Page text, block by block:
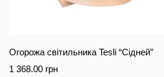
Огорожа світильника Tesli “Сідней”
1 368.00 грн